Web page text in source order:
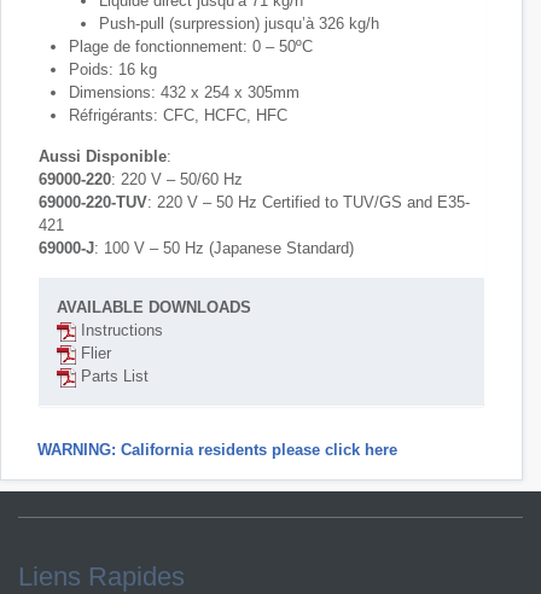
Push-pull (surpression) jusqu’à 326 kg/h
Plage de fonctionnement: 0 – 50ºC
Poids: 16 kg
Dimensions: 432 x 254 x 305mm
Réfrigérants: CFC, HCFC, HFC
Aussi Disponible:
69000-220: 220 V – 50/60 Hz
69000-220-TUV: 220 V – 50 Hz Certified to TUV/GS and E35-
421
69000-J: 100 V – 50 Hz (Japanese Standard)
AVAILABLE DOWNLOADS
Instructions
Flier
Parts List
WARNING: California residents please click here
Liens Rapides